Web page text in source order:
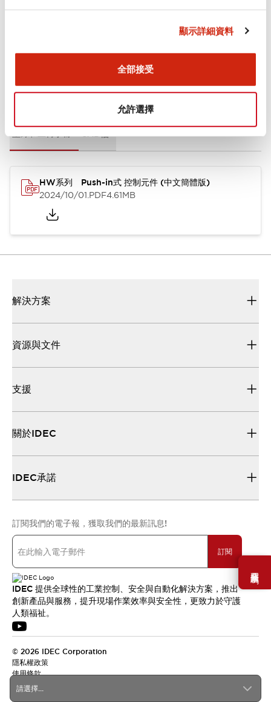
顯示詳細資料
全部接受
允許選擇
需要幫助嗎？
文件和檔案
HW系列 Push-in式 控制元件 (中文簡體版)
2024/10/01.PDF4.61MB
請選擇...
解決方案
資源與文件
支援
關於IDEC
IDEC承諾
訂閱我們的電子報，獲取我們的最新訊息!
訂閱
IDEC 提供全球性的工業控制、安全與自動化解決方案，推出
創新產品與服務，提升現場作業效率與安全性，更致力於守護
人類福祉。
© 2026 IDEC Corporation
隱私權政策
使用條款
台灣